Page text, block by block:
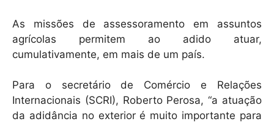
As missões de assessoramento em assuntos
agrícolas permitem ao adido atuar,
cumulativamente, em mais de um país.
Para o secretário de Comércio e Relações
Internacionais (SCRI), Roberto Perosa, “a atuação
da adidância no exterior é muito importante para